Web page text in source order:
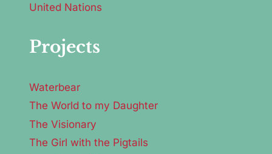
United Nations
Projects
Waterbear
The World to my Daughter
The Visionary
The Girl with the Pigtails